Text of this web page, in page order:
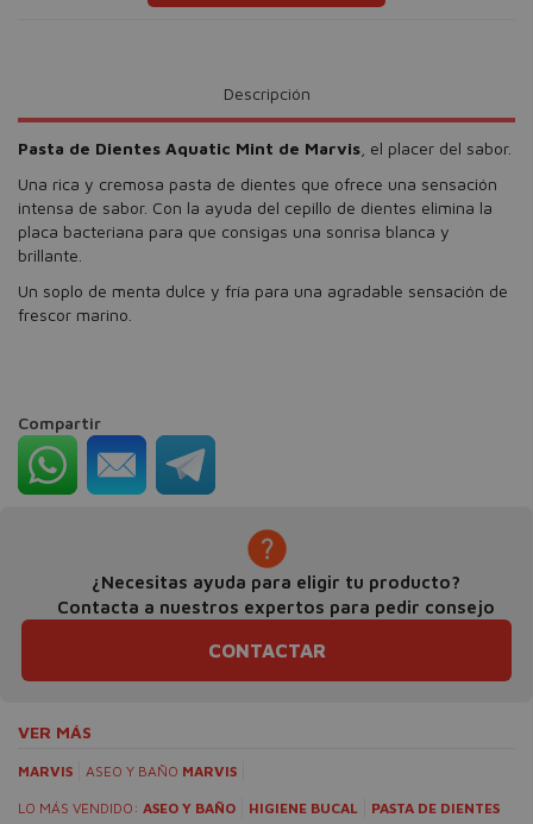
Descripción
Pasta de Dientes Aquatic Mint de Marvis , el placer del sabor.
Una rica y cremosa pasta de dientes que ofrece una sensación
intensa de sabor. Con la ayuda del cepillo de dientes elimina la
placa bacteriana para que consigas una sonrisa blanca y
brillante.
Un soplo de menta dulce y fría para una agradable sensación de
frescor marino.
Compartir
¿Necesitas ayuda para eligir tu producto?
Contacta a nuestros expertos para pedir consejo
CONTACTAR
VER MÁS
MARVIS ASEO Y BAÑO MARVIS
LO MÁS VENDIDO: ASEO Y BAÑO HIGIENE BUCAL PASTA DE DIENTES